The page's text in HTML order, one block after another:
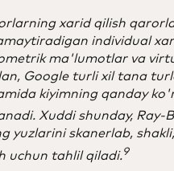
xarid qilish
individual
ma'lumotlar va
Google turli xil tana
kiyimning qanday
Xuddi shunday, Ray-
yuzlarini skanerlab,
uchun tahlil qiladi.9